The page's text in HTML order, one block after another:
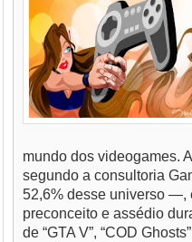
mundo dos videogames.
segundo a consultoria
52,6% desse universo —,
preconceito e assédio
de “GTA V”, “COD